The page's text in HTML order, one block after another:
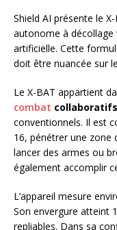
Shield AI présente le
autonome à décollage
artificielle. Cette
doit être nuancée sur
Le X-BAT appartient
combat collaboratifs
conventionnels. Il est
16, pénétrer une zone
lancer des armes ou
également accomplir
L’appareil mesure
Son envergure atteint
repliables. Dans sa